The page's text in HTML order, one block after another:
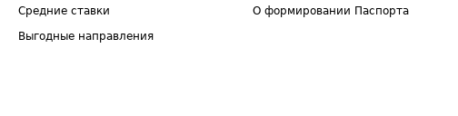
Средние ставки
Выгодные направления
О формировании Паспорта